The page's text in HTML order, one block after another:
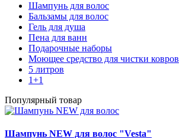
Шампунь для волос
Бальзамы для волос
Гель для душа
Пена для ванн
Подарочные наборы
Моющее средство для чистки ковров
5 литров
1+1
Популярный товар
Шампунь NEW для волос "Vesta"